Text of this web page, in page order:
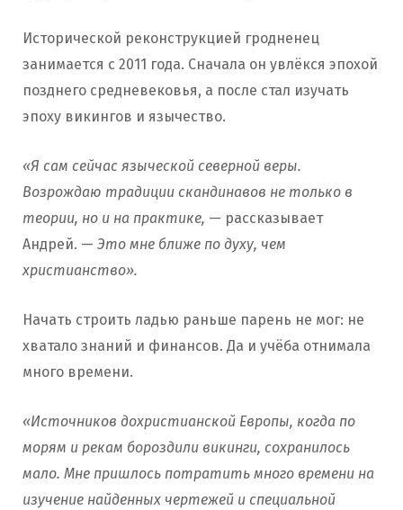
Исторической реконструкцией гродненец
занимается с 2011 года. Сначала он увлёкся эпохой
позднего средневековья, а после стал изучать
эпоху викингов и язычество.
«Я сам сейчас языческой северной веры.
Возрождаю традиции скандинавов не только в
теории, но и на практике, — рассказывает
Андрей. — Это мне ближе по духу, чем
христианство».
Начать строить ладью раньше парень не мог: не
хватало знаний и финансов. Да и учёба отнимала
много времени.
«Источников дохристианской Европы, когда по
морям и рекам бороздили викинги, сохранилось
мало. Мне пришлось потратить много времени на
изучение найденных чертежей и специальной